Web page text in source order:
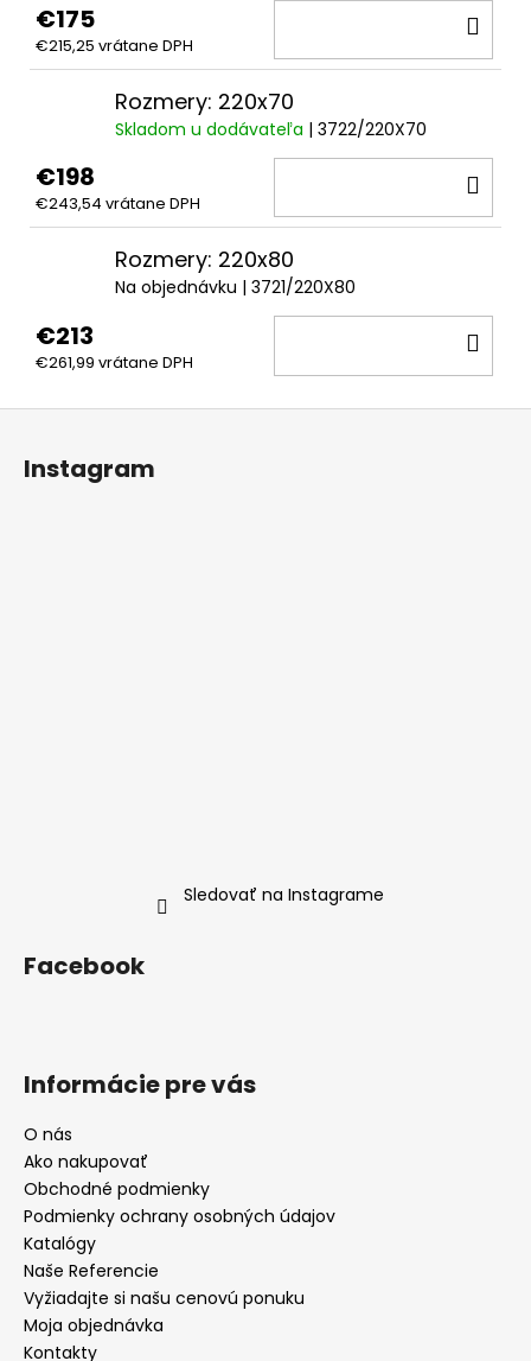
€175
€215,25 vrátane DPH
Rozmery: 220x70
Skladom u dodávateľa | 3722/220X70
€198
€243,54 vrátane DPH
Rozmery: 220x80
Na objednávku | 3721/220X80
€213
€261,99 vrátane DPH
Z
Instagram
Sledovať na Instagrame
Facebook
Informácie pre vás
O nás
Ako nakupovať
Obchodné podmienky
Podmienky ochrany osobných údajov
Katalógy
Naše Referencie
Vyžiadajte si našu cenovú ponuku
Moja objednávka
Kontakty